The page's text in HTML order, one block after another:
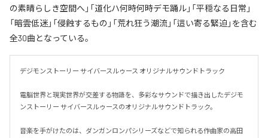
の素晴らしき空間へ」「道化ハ何時何時デモ踊ル」「平穏なる日常」
「暗雲低迷」「侵蝕するもの」「荒れ狂う潮流」「這い寄る緊迫」を含む
全30曲となっている。
デジモンストーリー サイバースルゥース オリジナルサウンドトラック
電脳世界と現実世界が交差する物語を、多彩なサウンドで描き出したデジモ
ンストーリー サイバースルゥースのオリジナルサウンドトラック。
音楽を手がけたのは、ダンガンロンパシリーズなどで知られる作曲家の高田